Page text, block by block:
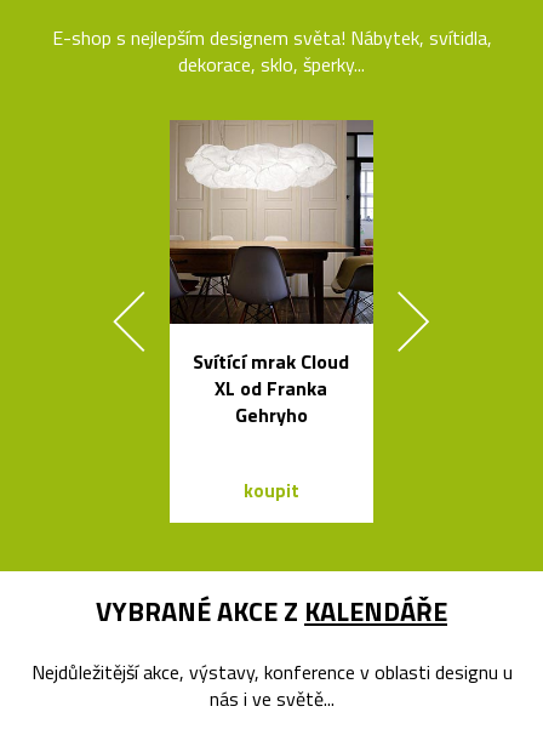
E-shop s nejlepším designem světa! Nábytek, svítidla,
dekorace, sklo, šperky...
Svítící mrak Cloud
XL od Franka
Gehryho
koupit
VYBRANÉ AKCE Z KALENDÁŘE
Nejdůležitější akce, výstavy, konference v oblasti designu u
nás i ve světě...